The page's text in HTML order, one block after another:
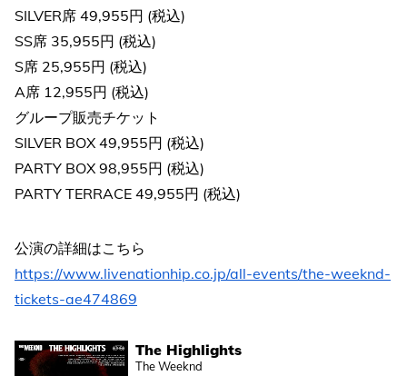
SILVER席 49,955円 (税込)
SS席 35,955円 (税込)
S席 25,955円 (税込)
A席 12,955円 (税込)
グループ販売チケット
SILVER BOX 49,955円 (税込)
PARTY BOX 98,955円 (税込)
PARTY TERRACE 49,955円 (税込)
公演の詳細はこちら
https://www.livenationhip.co.jp/all-events/the-weeknd-
tickets-ae474869
The Highlights
The Weeknd